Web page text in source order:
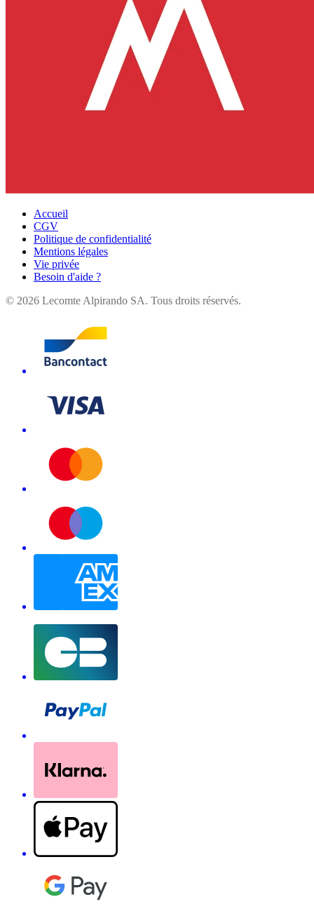
Accueil
CGV
Politique de confidentialité
Mentions légales
Vie privée
Besoin d'aide ?
© 2026 Lecomte Alpirando SA. Tous droits réservés.